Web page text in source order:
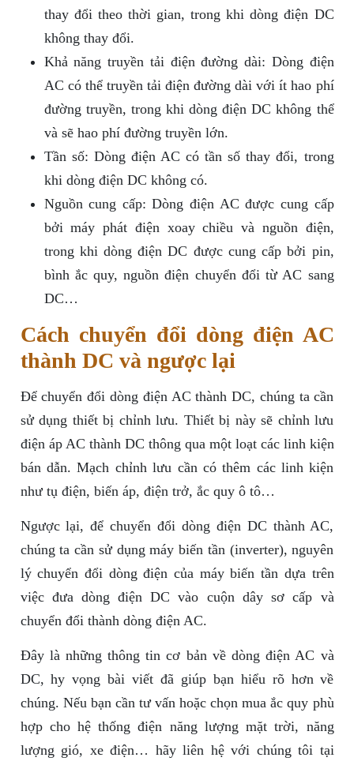
thay đổi theo thời gian, trong khi dòng điện DC
không thay đổi.
Khả năng truyền tải điện đường dài: Dòng điện
AC có thể truyền tải điện đường dài với ít hao phí
đường truyền, trong khi dòng điện DC không thể
và sẽ hao phí đường truyền lớn.
Tần số: Dòng điện AC có tần số thay đổi, trong
khi dòng điện DC không có.
Nguồn cung cấp: Dòng điện AC được cung cấp
bởi máy phát điện xoay chiều và nguồn điện,
trong khi dòng điện DC được cung cấp bởi pin,
bình ắc quy, nguồn điện chuyển đổi từ AC sang
DC…
Cách chuyển đổi dòng điện AC
thành DC và ngược lại
Để chuyển đổi dòng điện AC thành DC, chúng ta cần
sử dụng thiết bị chỉnh lưu. Thiết bị này sẽ chỉnh lưu
điện áp AC thành DC thông qua một loạt các linh kiện
bán dẫn. Mạch chỉnh lưu cần có thêm các linh kiện
như tụ điện, biến áp, điện trở, ắc quy ô tô…
Ngược lại, để chuyển đổi dòng điện DC thành AC,
chúng ta cần sử dụng máy biến tần (inverter), nguyên
lý chuyển đổi dòng điện của máy biến tần dựa trên
việc đưa dòng điện DC vào cuộn dây sơ cấp và
chuyển đổi thành dòng điện AC.
Đây là những thông tin cơ bản về dòng điện AC và
DC, hy vọng bài viết đã giúp bạn hiểu rõ hơn về
chúng. Nếu bạn cần tư vấn hoặc chọn mua ắc quy phù
hợp cho hệ thống điện năng lượng mặt trời, năng
lượng gió, xe điện… hãy liên hệ với chúng tôi tại